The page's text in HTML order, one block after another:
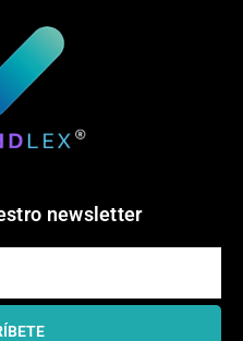
newsletter